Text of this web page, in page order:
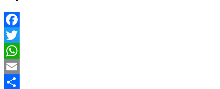
Facebook
Twitter
WhatsApp
Email